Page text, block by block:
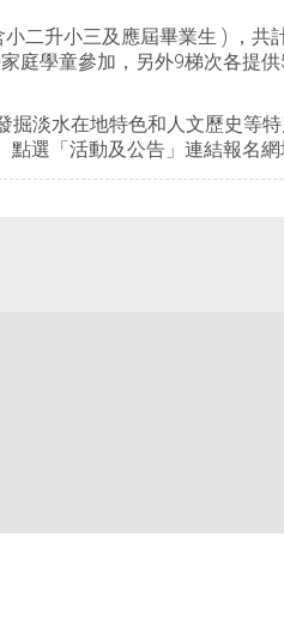
二升小三及應屆畢業生 ) ，
學童參加，另外9梯次各提
淡水在地特色和人文歷史等
選「活動及公告」連結報名